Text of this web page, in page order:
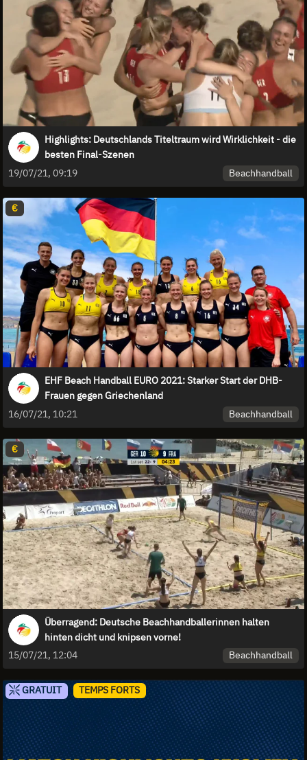
Highlights: Deutschlands Titeltraum wird Wirklichkeit - die
besten Final-Szenen
19/07/21, 09:19
Beachhandball
€
EHF Beach Handball EURO 2021: Starker Start der DHB-
Frauen gegen Griechenland
16/07/21, 10:21
Beachhandball
€
Überragend: Deutsche Beachhandballerinnen halten
hinten dicht und knipsen vorne!
15/07/21, 12:04
Beachhandball
GRATUIT TEMPS FORTS